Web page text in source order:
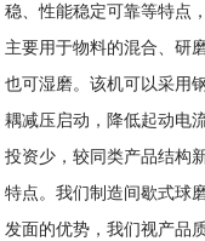
稳、性能稳定可靠等特点
主要用于物料的混合、研
也可湿磨。该机可以采用
耦减压启动，降低起动电
投资少，较同类产品结构
特点。我们制造间歇式球
发面的优势，我们视产品